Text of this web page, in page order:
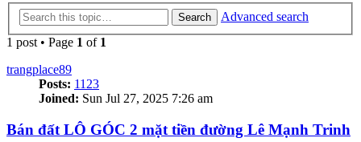
Search
Advanced search
1 post • Page 1 of 1
trangplace89
Posts: 1123
Joined: Sun Jul 27, 2025 7:26 am
Bán đất LÔ GÓC 2 mặt tiền đường Lê Mạnh Trinh